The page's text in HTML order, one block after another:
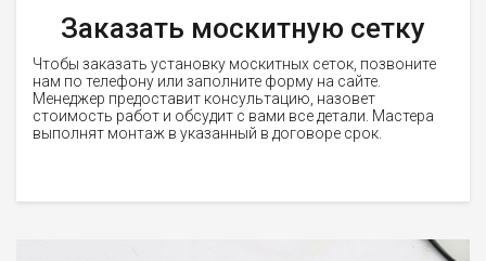
Заказать москитную сетку
Чтобы заказать установку москитных сеток, позвоните
нам по телефону или заполните форму на сайте.
Менеджер предоставит консультацию, назовет
стоимость работ и обсудит с вами все детали. Мастера
выполнят монтаж в указанный в договоре срок.